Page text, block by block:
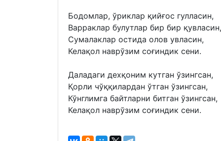
Бодомлар, ўриклар қийғос гулласин,
Варраклар булутлар бир бир қувласин,
Сумалаклар остида олов увласин,
Келақол наврўзим соғиндик сени.
Даладаги дехқоним кутган ўзингсан,
Қорли чўққилардан ўтган ўзингсан,
Кўнглимга байтларни битган ўзингсан,
Келақол наврўзим соғиндик сени.